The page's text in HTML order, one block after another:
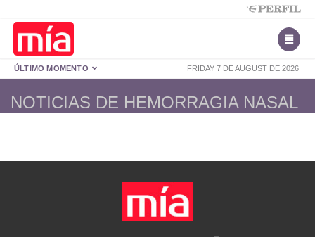
FRIDAY 7 DE AUGUST DE 2026
ÚLTIMO MOMENTO
NOTICIAS DE HEMORRAGIA NASAL